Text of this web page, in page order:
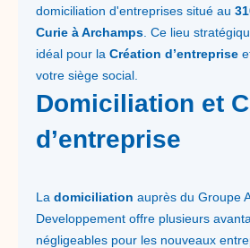
domiciliation d'entreprises situé au
Curie à Archamps . Ce lieu
idéal pour la Création d’entreprise
votre siège social.
Domiciliation et
d’entreprise
La domiciliation auprès du Groupe
Developpement offre plusieurs
négligeables pour les nouveaux